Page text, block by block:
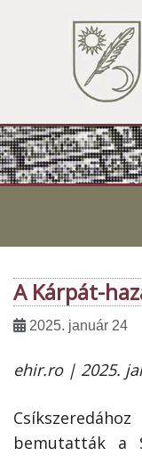
A Kárpát-
2025. január 24
ehir.ro | 2025.
bemutatták a